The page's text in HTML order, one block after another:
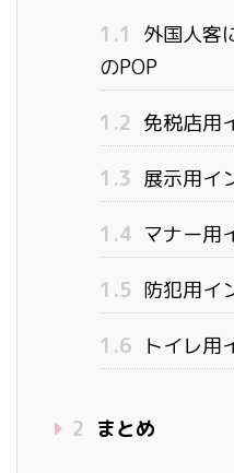
1.1
外国人客
のPOP
1.2 免税店用
1.3 展示用イ
1.4 マナー用
1.5 防犯用イ
1.6 トイレ用
2 まとめ